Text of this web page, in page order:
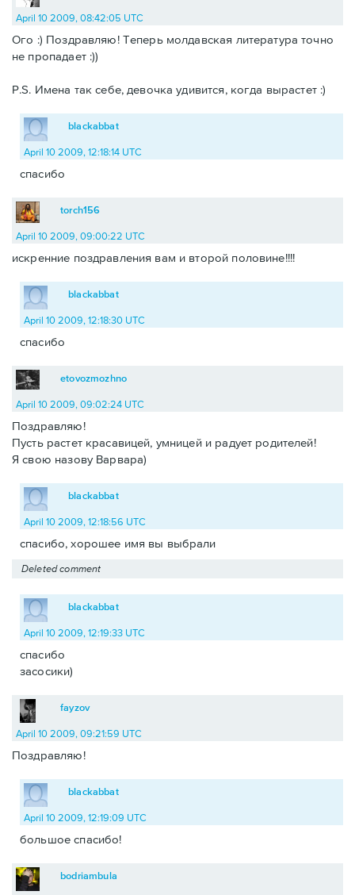
April 10 2009, 08:42:05 UTC
Ого :) Поздравляю! Теперь молдавская литература точно
не пропадает :))
P.S. Имена так себе, девочка удивится, когда вырастет :)
blackabbat
April 10 2009, 12:18:14 UTC
спасибо
torch156
April 10 2009, 09:00:22 UTC
искренние поздравления вам и второй половине!!!!
blackabbat
April 10 2009, 12:18:30 UTC
спасибо
etovozmozhno
April 10 2009, 09:02:24 UTC
Поздравляю!
Пусть растет красавицей, умницей и радует родителей!
Я свою назову Варвара)
blackabbat
April 10 2009, 12:18:56 UTC
спасибо, хорошее имя вы выбрали
Deleted comment
blackabbat
April 10 2009, 12:19:33 UTC
спасибо
засосики)
fayzov
April 10 2009, 09:21:59 UTC
Поздравляю!
blackabbat
April 10 2009, 12:19:09 UTC
большое спасибо!
bodriambula